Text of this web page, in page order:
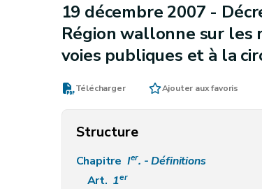
19 décembre 2007 -
Région wallonne sur
voies publiques et à la
Télécharger Ajouter aux favoris
Structure
Chapitre Ier. - Définitions
Art. 1er